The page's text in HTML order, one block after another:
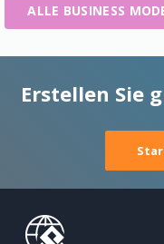
ALLE BUSINESS
Erstellen Sie